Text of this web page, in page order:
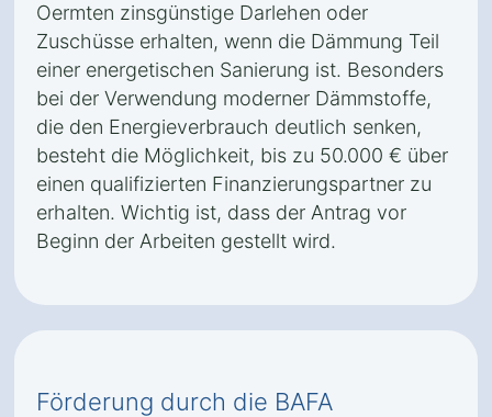
Oermten zinsgünstige Darlehen oder
Zuschüsse erhalten, wenn die Dämmung Teil
einer energetischen Sanierung ist. Besonders
bei der Verwendung moderner Dämmstoffe,
die den Energieverbrauch deutlich senken,
besteht die Möglichkeit, bis zu 50.000 € über
einen qualifizierten Finanzierungspartner zu
erhalten. Wichtig ist, dass der Antrag vor
Beginn der Arbeiten gestellt wird.
Förderung durch die BAFA